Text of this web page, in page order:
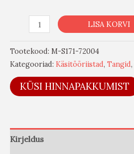
LISA KORVI
Tootekood: M-S171-72004
Kategooriad: Käsitööriistad, Tangid,
KÜSI HINNAPAKKUMIST
Kirjeldus